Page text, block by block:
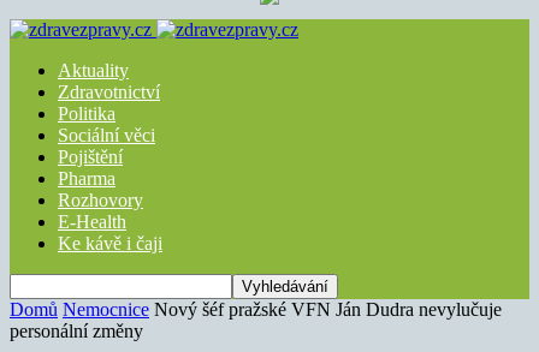
Aktuality
Zdravotnictví
Politika
Sociální věci
Pojištění
Pharma
Rozhovory
E-Health
Ke kávě i čaji
Domů Nemocnice Nový šéf pražské VFN Ján Dudra nevylučuje
personální změny